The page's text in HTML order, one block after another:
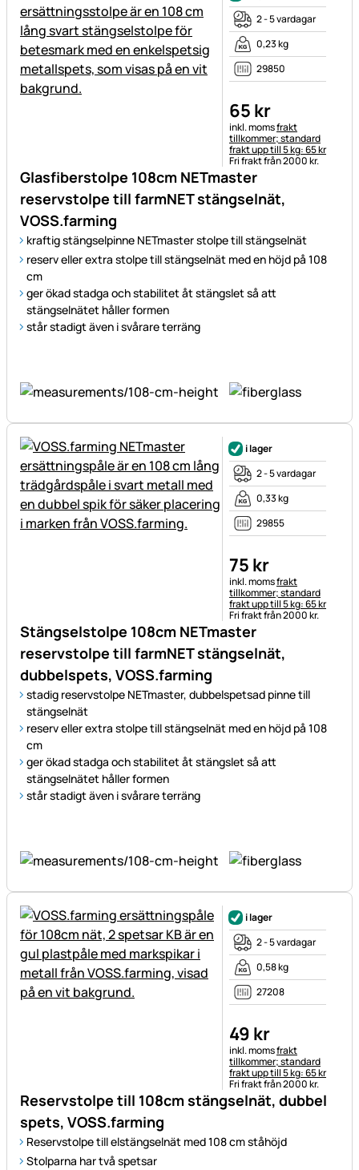
Glasfiberstolpe 108cm NETmaster
reservstolpe till farmNET stängselnät,
VOSS.farming
kraftig stängselpinne NETmaster stolpe till stängselnät
reserv eller extra stolpe till stängselnät med en höjd på 108
cm
ger ökad stadga och stabilitet åt stängslet så att
stängselnätet håller formen
står stadigt även i svårare terräng
2 - 5 vardagar
0,23 kg
29850
65 kr
Skatteinformation:
inkl. momsfrakt
tillkommer; standard
frakt upp till 5 kg: 65 kr
Fri frakt från 2000 kr.
Stängselstolpe 108cm NETmaster
reservstolpe till farmNET stängselnät,
dubbelspets, VOSS.farming
stadig reservstolpe NETmaster, dubbelspetsad pinne till
stängselnät
reserv eller extra stolpe till stängselnät med en höjd på 108
cm
ger ökad stadga och stabilitet åt stängslet så att
stängselnätet håller formen
står stadigt även i svårare terräng
i lager
2 - 5 vardagar
0,33 kg
29855
75 kr
Skatteinformation:
inkl. momsfrakt
tillkommer; standard
frakt upp till 5 kg: 65 kr
Fri frakt från 2000 kr.
Reservstolpe till 108cm stängselnät, dubbel
spets, VOSS.farming
Reservstolpe till elstängselnät med 108 cm ståhöjd
Stolparna har två spetsar
i lager
2 - 5 vardagar
0,58 kg
27208
49 kr
Skatteinformation:
inkl. momsfrakt
tillkommer; standard
frakt upp till 5 kg: 65 kr
Fri frakt från 2000 kr.